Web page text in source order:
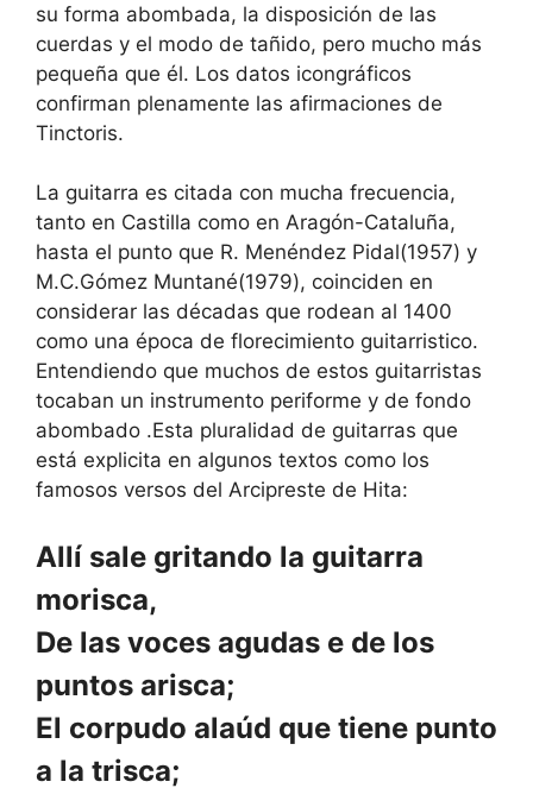
su forma abombada, la disposición de las
cuerdas y el modo de tañido, pero mucho más
pequeña que él. Los datos icongráficos
confirman plenamente las afirmaciones de
Tinctoris.
La guitarra es citada con mucha frecuencia,
tanto en Castilla como en Aragón-Cataluña,
hasta el punto que R. Menéndez Pidal(1957) y
M.C.Gómez Muntané(1979), coinciden en
considerar las décadas que rodean al 1400
como una época de florecimiento guitarristico.
Entendiendo que muchos de estos guitarristas
tocaban un instrumento periforme y de fondo
abombado .Esta pluralidad de guitarras que
está explicita en algunos textos como los
famosos versos del Arcipreste de Hita:
Allí sale gritando la guitarra
morisca,
De las voces agudas e de los
puntos arisca;
El corpudo alaúd que tiene punto
a la trisca;